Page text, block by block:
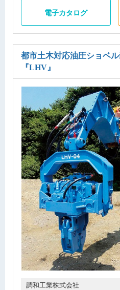
電子カタログ
都市土木対応油圧ショベ
『LHV』
調和工業株式会社